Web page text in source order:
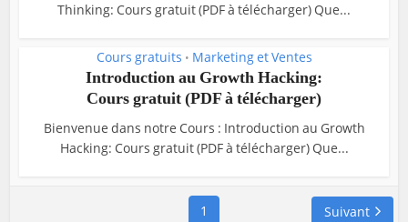
Thinking: Cours gratuit (PDF à télécharger) Que...
Cours gratuits • Marketing et Ventes
Introduction au Growth Hacking:
Cours gratuit (PDF à télécharger)
Bienvenue dans notre Cours : Introduction au Growth
Hacking: Cours gratuit (PDF à télécharger) Que...
1 Suivant